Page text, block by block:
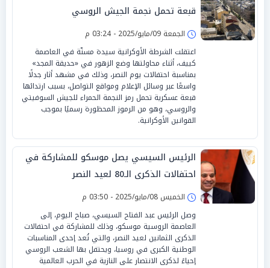
قبعة تحمل نجمة الجيش الروسي
الجمعة 09/مايو/2025 - 03:24 م
اعتقلت الشرطة الأوكرانية سيدة مسنّة في العاصمة
كييف، أثناء محاولتها وضع الزهور في «حديقة المجد»
بمناسبة احتفالات يوم النصر، وذلك في مشهد أثار جدلًا
واسعًا عبر وسائل الإعلام ومواقع التواصل، بسبب ارتدائها
قبعة عسكرية تحمل رمز النجمة الحمراء للجيش السوفيتي
والروسي، وهو من الرموز المحظورة رسميًا بموجب
القوانين الأوكرانية.
الرئيس السيسي يصل موسكو للمشاركة في
احتفالات الذكرى الـ80 لعيد النصر
الخميس 08/مايو/2025 - 03:50 م
وصل الرئيس عبد الفتاح السيسي، صباح اليوم، إلى
العاصمة الروسية موسكو، وذلك للمشاركة في احتفالات
الذكرى الثمانين لعيد النصر، والتي تُعد إحدى المناسبات
الوطنية الكبرى في روسيا، ويحتفل بها الشعب الروسي
إحياءً لذكرى الانتصار على النازية في الحرب العالمية